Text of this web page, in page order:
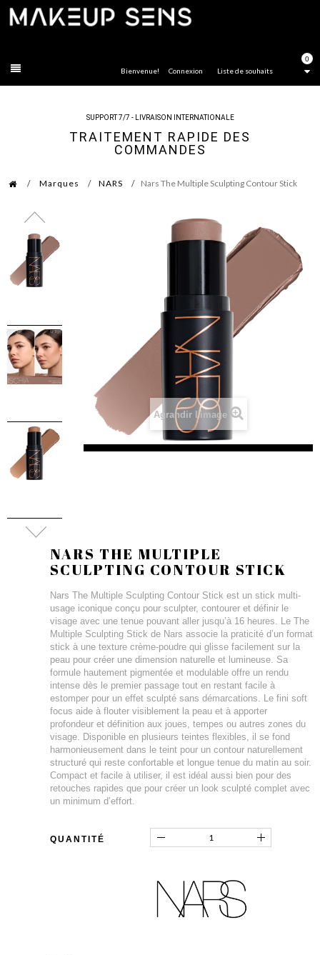
0
Liste de souhaits
Bienvenue! Connexion
SUPPORT 7/7 - LIVRAISON INTERNATIONALE
TRAITEMENT RAPIDE DES
COMMANDES
Marques NARS Nars The Multiple Sculpting Contour Stick
Agrandir l'image
NARS THE MULTIPLE
SCULPTING CONTOUR STICK
Nars The Multiple Sculpting Contour Stick est un stick multi-
usage iconique conçu pour sculpter, contourer et définir le
visage avec une tenue pouvant aller jusqu’à 16 heures. Le The
Multiple Sculpting Stick de Nars associe la praticité d’un format
stick à une texture crème-poudre qui glisse facilement sur la
peau pour créer une dimension naturelle et lumineuse. Sa
formule hautement pigmentée et modulable offre un rendu
intense dès le premier passage tout en restant facile à
estomper pour un effet sculpté sans démarcations. Le fini soft
focus aide à flouter visiblement la peau et à apporter
profondeur et définition aux joues, tempes ou autres zones du
visage. Disponible en plusieurs teintes flexibles, il se fond
harmonieusement dans le teint pour un contour naturellement
structuré qui reste confortable et longue tenue du matin au soir.
Compact et facile à utiliser, il est idéal aussi bien pour des
retouches rapides que pour créer un look sculpté complet avec
un minimum d’effort.
QUANTITÉ